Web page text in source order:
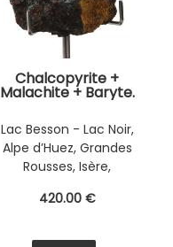
Chalcopyrite +
Malachite + Baryte.
Lac Besson - Lac Noir,
Alpe d’Huez, Grandes
Rousses, Isère,
Alpes, France
420.00 €